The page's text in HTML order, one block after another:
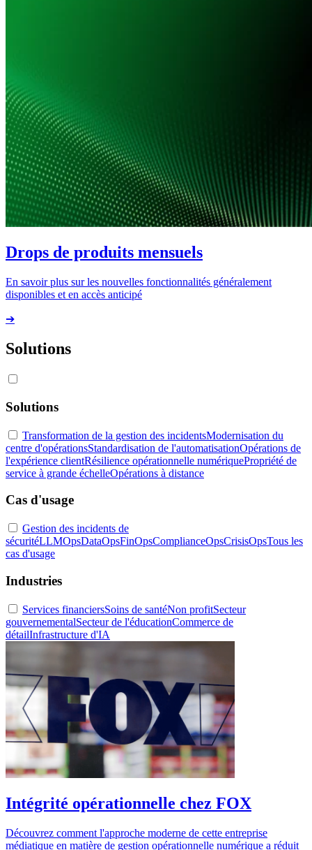
Drops de produits mensuels
En savoir plus sur les nouvelles fonctionnalités généralement
disponibles et en accès anticipé
➔
Solutions
Solutions
Transformation de la gestion des incidentsModernisation du
centre d'opérationsStandardisation de l'automatisationOpérations de
l'expérience clientRésilience opérationnelle numériquePropriété de
service à grande échelleOpérations à distance
Cas d'usage
Gestion des incidents de
sécuritéLLMOpsDataOpsFinOpsComplianceOpsCrisisOpsTous les
cas d'usage
Industries
Services financiersSoins de santéNon profitSecteur
gouvernementalSecteur de l'éducationCommerce de
détailInfrastructure d'IA
Intégrité opérationnelle chez FOX
Découvrez comment l'approche moderne de cette entreprise
médiatique en matière de gestion opérationnelle numérique a réduit